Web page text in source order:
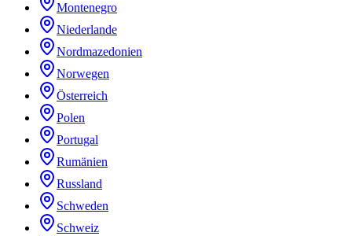
Montenegro
Niederlande
Nordmazedonien
Norwegen
Österreich
Polen
Portugal
Rumänien
Russland
Schweden
Schweiz